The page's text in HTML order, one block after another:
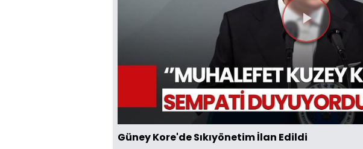
Videoyu
Oynat
Güney Kore'de Sıkıyönetim İlan Edildi